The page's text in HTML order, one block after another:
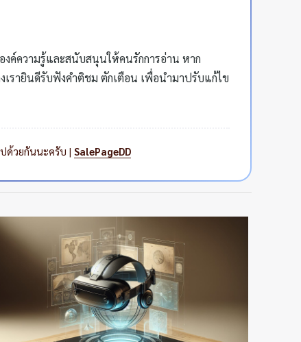
งค์ความรู้และสนับสนุนให้คนรักการอ่าน หาก
เรายินดีรับฟังคำติชม ตักเตือน เพื่อนำมาปรับแก้ไข
ด้วยกันนะครับ | SalePageDD